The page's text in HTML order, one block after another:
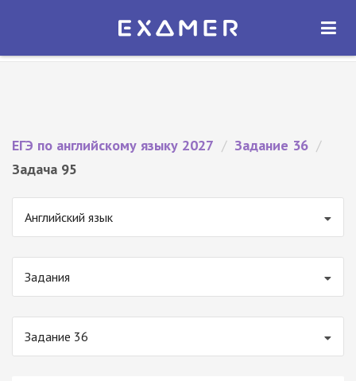
Экзамер — ЕГЭ 2027
ОТКРЫТЬ
ЕГЭ по английскому языку 2027 / Задание 36 /
Задача 95
Английский язык
Задания
Задание 36